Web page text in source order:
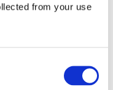
from your use